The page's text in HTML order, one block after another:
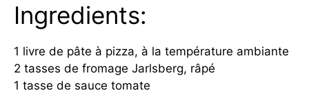
Ingredients:
1 livre de pâte à pizza, à la température ambiante
2 tasses de fromage Jarlsberg, râpé
1 tasse de sauce tomate